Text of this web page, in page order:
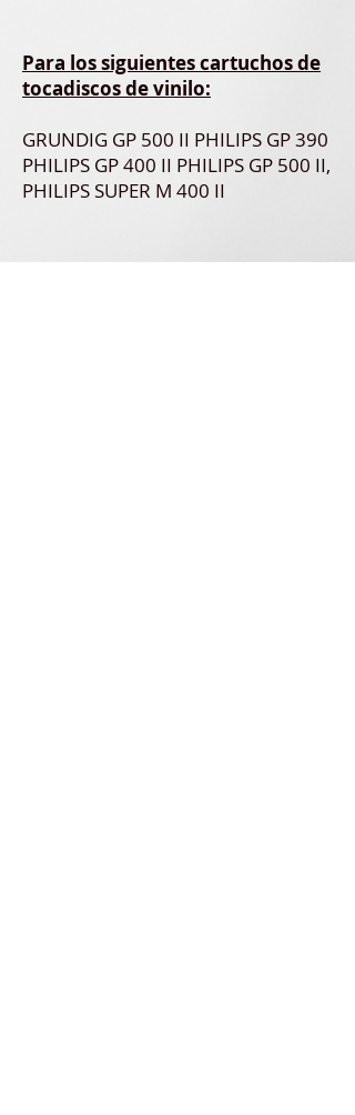
Para los siguientes cartuchos de
tocadiscos de vinilo:
GRUNDIG GP 500 II PHILIPS GP 390
PHILIPS GP 400 II PHILIPS GP 500 II,
PHILIPS SUPER M 400 II